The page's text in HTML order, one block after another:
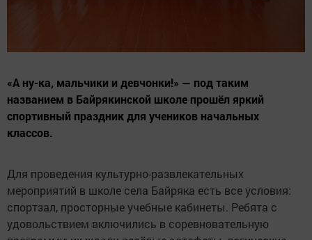
«А ну-ка, мальчики и девчонки!» — под таким
названием в Байрякинской школе прошёл яркий
спортивный праздник для учеников начальных
классов.
Для проведения культурно-развлекательных
мероприятий в школе села Байряка есть все условия:
спортзал, просторные учебные кабинеты. Ребята с
удовольствием включились в соревновательную